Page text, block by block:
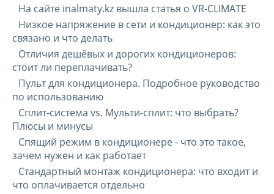
На сайте inalmaty.kz вышла статья о VR-CLIMATE
Низкое напряжение в сети и кондиционер: как это
связано и что делать
Отличия дешёвых и дорогих кондиционеров:
стоит ли переплачивать?
Пульт для кондиционера. Подробное руководство
по использованию
Сплит-система vs. Мульти-сплит: что выбрать?
Плюсы и минусы
Спящий режим в кондиционере - что это такое,
зачем нужен и как работает
Стандартный монтаж кондиционера: что входит и
что оплачивается отдельно